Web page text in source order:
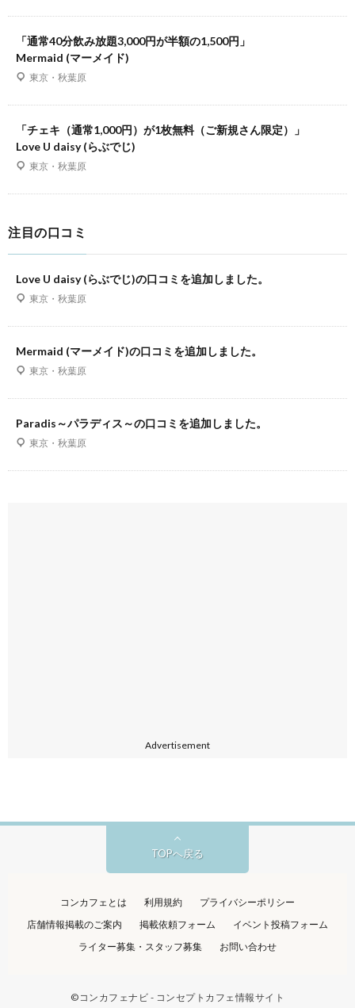
「通常40分飲み放題3,000円が半額の1,500円」
Mermaid (マーメイド)
東京・秋葉原
「チェキ（通常1,000円）が1枚無料（ご新規さん限定）」
Love U daisy (らぶでじ)
東京・秋葉原
注目の口コミ
Love U daisy (らぶでじ)の口コミを追加しました。
東京・秋葉原
Mermaid (マーメイド)の口コミを追加しました。
東京・秋葉原
Paradis～パラディス～の口コミを追加しました。
東京・秋葉原
Advertisement
TOPへ戻る
コンカフェとは 利用規約
プライバシーポリシー
店舗情報掲載のご案内
掲載依頼フォーム
イベント投稿フォーム
ライター募集・スタッフ募集
お問い合わせ
© コンカフェナビ - コンセプトカフェ情報サイト